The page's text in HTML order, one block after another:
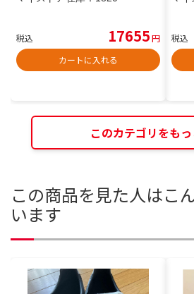
税込 17655円
カートに入れる
税込
このカテゴリをも
この商品を見た人はこ
います